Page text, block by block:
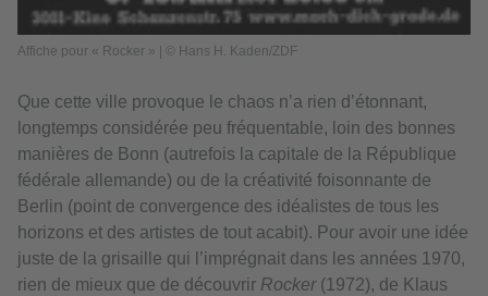
Affiche pour « Rocker » | © Hans H. Kaden/ZDF
Que cette ville provoque le chaos n’a rien d’étonnant,
longtemps considérée peu fréquentable, loin des bonnes
manières de Bonn (autrefois la capitale de la République
fédérale allemande) ou de la créativité foisonnante de
Berlin (point de convergence des idéalistes de tous les
horizons et des artistes de tout acabit). Pour avoir une idée
juste de la grisaille qui l’imprégnait dans les années 1970,
rien de mieux que de découvrir Rocker (1972), de Klaus